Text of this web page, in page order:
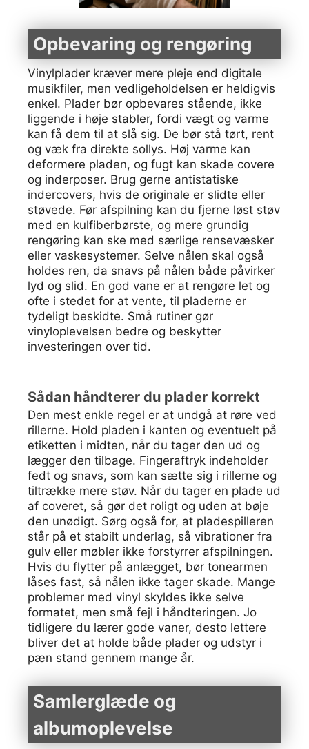
Opbevaring og rengøring
Vinylplader kræver mere pleje end digitale
musikfiler, men vedligeholdelsen er heldigvis
enkel. Plader bør opbevares stående, ikke
liggende i høje stabler, fordi vægt og varme
kan få dem til at slå sig. De bør stå tørt, rent
og væk fra direkte sollys. Høj varme kan
deformere pladen, og fugt kan skade covere
og inderposer. Brug gerne antistatiske
indercovers, hvis de originale er slidte eller
støvede. Før afspilning kan du fjerne løst støv
med en kulfiberbørste, og mere grundig
rengøring kan ske med særlige rensevæsker
eller vaskesystemer. Selve nålen skal også
holdes ren, da snavs på nålen både påvirker
lyd og slid. En god vane er at rengøre let og
ofte i stedet for at vente, til pladerne er
tydeligt beskidte. Små rutiner gør
vinyloplevelsen bedre og beskytter
investeringen over tid.
Sådan håndterer du plader korrekt
Den mest enkle regel er at undgå at røre ved
rillerne. Hold pladen i kanten og eventuelt på
etiketten i midten, når du tager den ud og
lægger den tilbage. Fingeraftryk indeholder
fedt og snavs, som kan sætte sig i rillerne og
tiltrække mere støv. Når du tager en plade ud
af coveret, så gør det roligt og uden at bøje
den unødigt. Sørg også for, at pladespilleren
står på et stabilt underlag, så vibrationer fra
gulv eller møbler ikke forstyrrer afspilningen.
Hvis du flytter på anlægget, bør tonearmen
låses fast, så nålen ikke tager skade. Mange
problemer med vinyl skyldes ikke selve
formatet, men små fejl i håndteringen. Jo
tidligere du lærer gode vaner, desto lettere
bliver det at holde både plader og udstyr i
pæn stand gennem mange år.
Samlerglæde og
albumoplevelse